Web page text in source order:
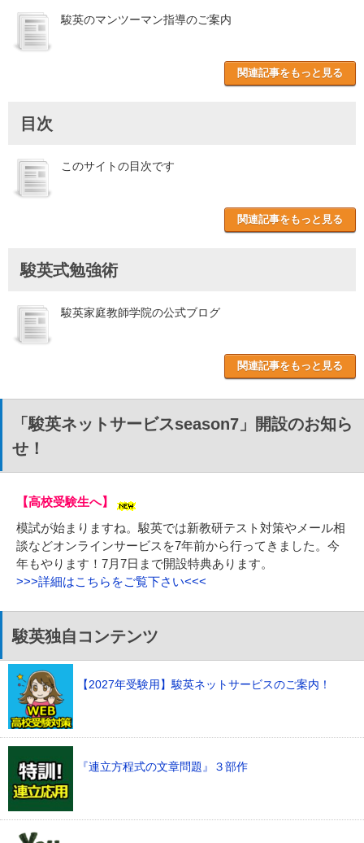
駿英のマンツーマン指導のご案内
関連記事をもっと見る
目次
このサイトの目次です
関連記事をもっと見る
駿英式勉強術
駿英家庭教師学院の公式ブログ
関連記事をもっと見る
「駿英ネットサービスseason7」開設のお知ら
せ！
【高校受験生へ】
模試が始まりますね。駿英では新教研テスト対策やメール相
談などオンラインサービスを7年前から行ってきました。今
年もやります！7月7日まで開設特典あります。
>>>詳細はこちらをご覧下さい<<<
駿英独自コンテンツ
【2027年受験用】駿英ネットサービスのご案内！
『連立方程式の文章問題』３部作